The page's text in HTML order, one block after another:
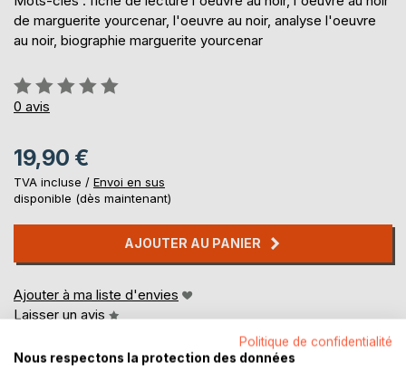
de marguerite yourcenar, l'oeuvre au noir, analyse l'oeuvre
au noir, biographie marguerite yourcenar
Évaluation:
0%
0 avis
19,90 €
TVA incluse / Envoi en sus
disponible (dès maintenant)
AJOUTER AU PANIER
Ajouter à ma liste d'envies
Laisser un avis
Politique de confidentialité
Nous respectons la protection des données